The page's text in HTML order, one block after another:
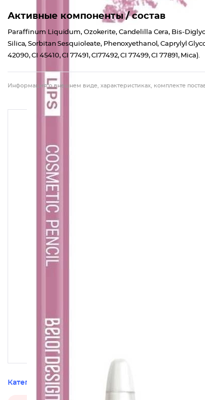
Активные компоненты / состав
Paraffinum Liquidum, Ozokerite, Candelilla Cera, Bis-
Silica, Sorbitan Sesquioleate, Phenoxyethanol, Caprylyl Glycol,
42090, CI 45410, CI 77491, CI77492, CI 77499, CI 77891, Mica).
Информация о внешнем виде, характеристиках, комплекте
Категории этого товара